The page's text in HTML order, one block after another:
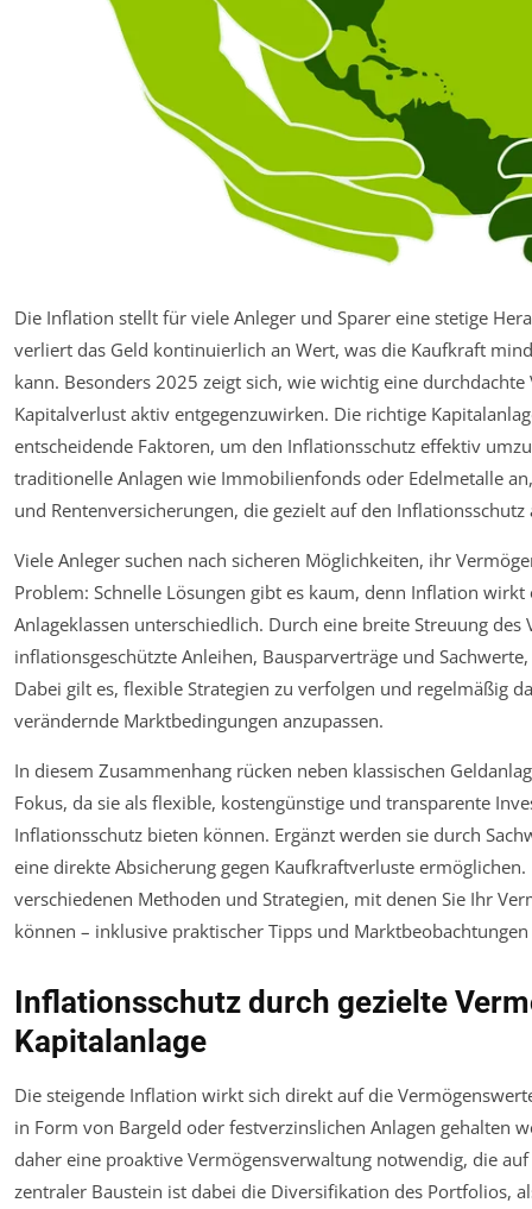
Die Inflation stellt für viele Anleger und Sparer eine stetige
verliert das Geld kontinuierlich an Wert, was die Kaufkraft
kann. Besonders 2025 zeigt sich, wie wichtig eine
Kapitalverlust aktiv entgegenzuwirken. Die richtige
entscheidende Faktoren, um den Inflationsschutz effektiv
traditionelle Anlagen wie Immobilienfonds oder Edelmetalle
und Rentenversicherungen, die gezielt auf den
Viele Anleger suchen nach sicheren Möglichkeiten, ihr
Problem: Schnelle Lösungen gibt es kaum, denn Inflation
Anlageklassen unterschiedlich. Durch eine breite Streuung
inflationsgeschützte Anleihen, Bausparverträge und
Dabei gilt es, flexible Strategien zu verfolgen und regelmäßig
verändernde Marktbedingungen anzupassen.
In diesem Zusammenhang rücken neben klassischen
Fokus, da sie als flexible, kostengünstige und transparente
Inflationsschutz bieten können. Ergänzt werden sie durch
eine direkte Absicherung gegen Kaufkraftverluste
verschiedenen Methoden und Strategien, mit denen Sie Ihr
können – inklusive praktischer Tipps und
Inflationsschutz durch gezielte
Kapitalanlage
Die steigende Inflation wirkt sich direkt auf die
in Form von Bargeld oder festverzinslichen Anlagen gehalten
daher eine proaktive Vermögensverwaltung notwendig, die
zentraler Baustein ist dabei die Diversifikation des Portfolios,